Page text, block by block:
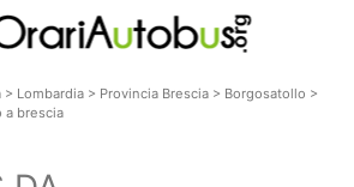
> Lombardia > Provincia Brescia > Borgosatollo >
a brescia